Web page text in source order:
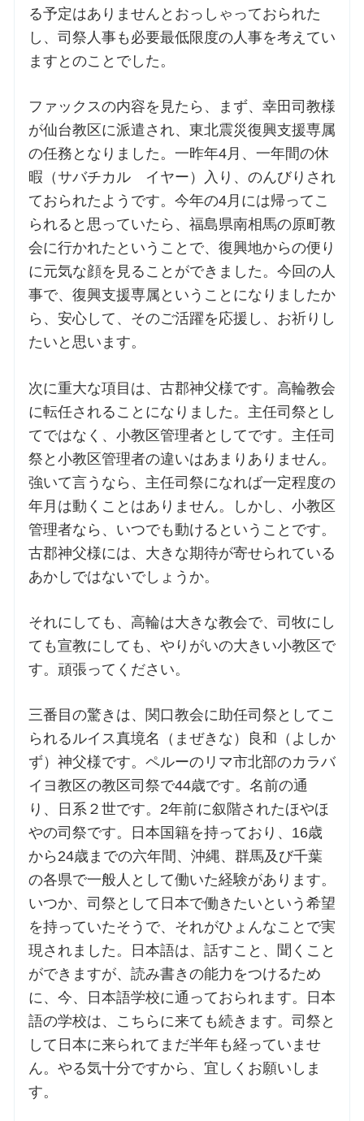
る予定はありませんとおっしゃっておられた
し、司祭人事も必要最低限度の人事を考えてい
ますとのことでした。
ファックスの内容を見たら、まず、幸田司教様
が仙台教区に派遣され、東北震災復興支援専属
の任務となりました。一昨年4月、一年間の休
暇（サバチカル イヤー）入り、のんびりされ
ておられたようです。今年の4月には帰ってこ
られると思っていたら、福島県南相馬の原町教
会に行かれたということで、復興地からの便り
に元気な顔を見ることができました。今回の人
事で、復興支援専属ということになりましたか
ら、安心して、そのご活躍を応援し、お祈りし
たいと思います。
次に重大な項目は、古郡神父様です。高輪教会
に転任されることになりました。主任司祭とし
てではなく、小教区管理者としてです。主任司
祭と小教区管理者の違いはあまりありません。
強いて言うなら、主任司祭になれば一定程度の
年月は動くことはありません。しかし、小教区
管理者なら、いつでも動けるということです。
古郡神父様には、大きな期待が寄せられている
あかしではないでしょうか。
それにしても、高輪は大きな教会で、司牧にし
ても宣教にしても、やりがいの大きい小教区で
す。頑張ってください。
三番目の驚きは、関口教会に助任司祭としてこ
られるルイス真境名（まぜきな）良和（よしか
ず）神父様です。ペルーのリマ市北部のカラバ
イヨ教区の教区司祭で44歳です。名前の通
り、日系２世です。2年前に叙階されたほやほ
やの司祭です。日本国籍を持っており、16歳
から24歳までの六年間、沖縄、群馬及び千葉
の各県で一般人として働いた経験があります。
いつか、司祭として日本で働きたいという希望
を持っていたそうで、それがひょんなことで実
現されました。日本語は、話すこと、聞くこと
ができますが、読み書きの能力をつけるため
に、今、日本語学校に通っておられます。日本
語の学校は、こちらに来ても続きます。司祭と
して日本に来られてまだ半年も経っていませ
ん。やる気十分ですから、宜しくお願いしま
す。